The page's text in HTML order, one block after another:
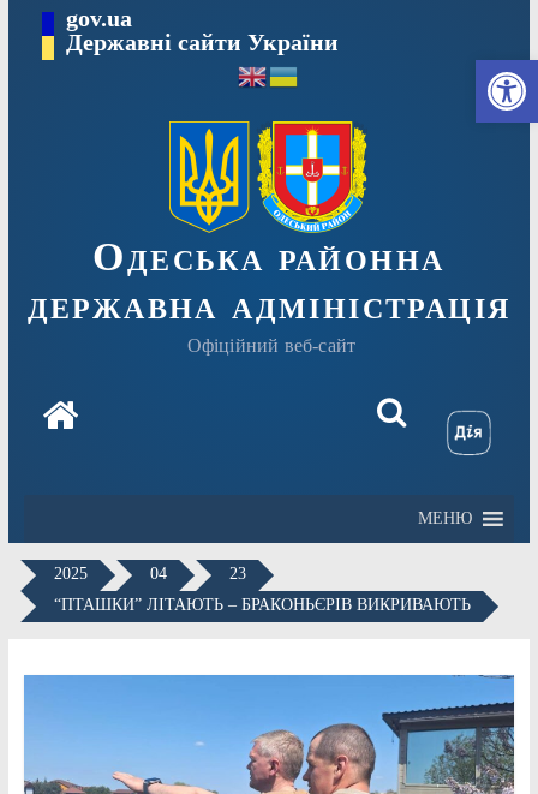
Перейтиgov.ua
Державні сайти України
Одеська районна
державна адміністрація
Офіційний веб-сайт
МЕНЮ
2025 04
23
“ПТАШКИ” ЛІТАЮТЬ – БРАКОНЬЄРІВ ВИКРИВАЮТЬ